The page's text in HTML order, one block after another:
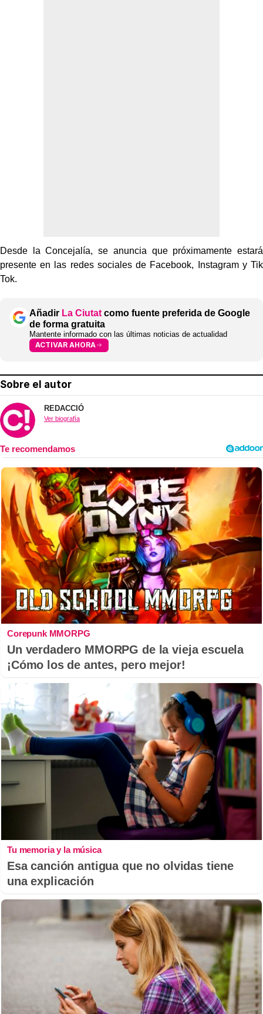
Desde la Concejalía, se anuncia que próximamente estará
presente en las redes sociales de Facebook, Instagram y Tik
Tok.
Añadir La Ciutat como fuente preferida de Google
de forma gratuita
Mantente informado con las últimas noticias de actualidad
ACTIVAR AHORA
Sobre el autor
REDACCIÓ
Ver biografía
Corepunk MMORPG
Un verdadero MMORPG de la vieja escuela
¡Cómo los de antes, pero mejor!
Tu memoria y la música
Esa canción antigua que no olvidas tiene
una explicación